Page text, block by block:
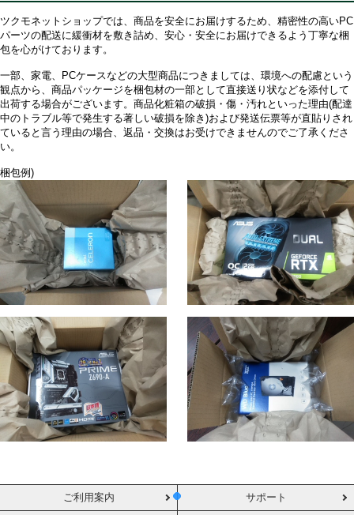
ツクモネットショップでは、商品を安全にお届けするため、精密性の高いPC
パーツの配送に緩衝材を敷き詰め、安心・安全にお届けできるよう丁寧な梱
包を心がけております。
一部、家電、PCケースなどの大型商品につきましては、環境への配慮という
観点から、商品パッケージを梱包材の一部として直接送り状などを添付して
出荷する場合がございます。商品化粧箱の破損・傷・汚れといった理由(配達
中のトラブル等で発生する著しい破損を除き)および発送伝票等が直貼りされ
ていると言う理由の場合、返品・交換はお受けできませんのでご了承くださ
い。
梱包例)
ご利用案内 サポート